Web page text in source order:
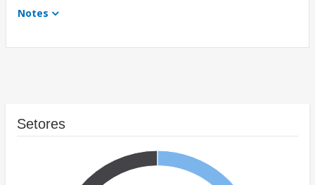
Notes
Setores